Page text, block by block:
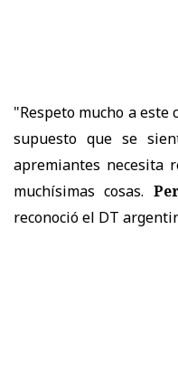
"Respeto mucho a este
supuesto que se
apremiantes necesita
muchísimas cosas.
reconoció el DT